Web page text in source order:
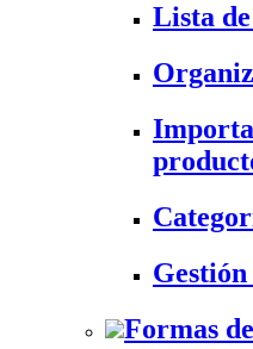
Lista
Formas